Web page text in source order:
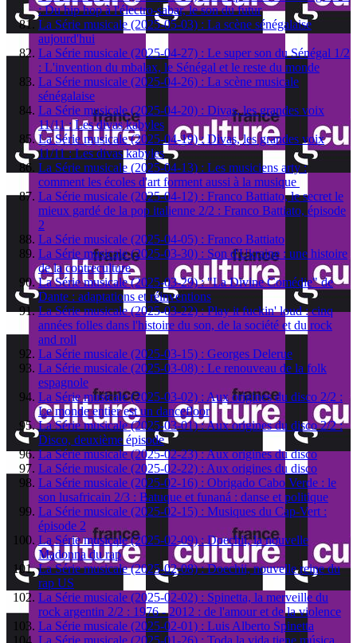
: Du hip hop à l'électro-sabar, le son du futur
La Série musicale (2025-05-03) : La scène sénégalaise
aujourd'hui
La Série musicale (2025-04-27) : Le super son du Sénégal 1/2
: L'invention du mbalax, le Sénégal et le reste du monde
La Série musicale (2025-04-26) : La scène musicale
sénégalaise
La Série musicale (2025-04-20) : Divas, les grandes voix
11/11 : Les divas kabyles
La Série musicale (2025-04-19) : Divas, les grandes voix
11/11 : Les divas kabyles
La Série musicale (2025-04-13) : Les musiciens arty :
comment les écoles d'art forment aussi à la musique
La Série musicale (2025-04-12) : Franco Battiato, le secret le
mieux gardé de la pop italienne 2/2 : Franco Battiato, épisode
2
La Série musicale (2025-04-05) : Franco Battiato
La Série musicale (2025-03-30) : Son d'Ukraine : une histoire
de la contreculture
La Série musicale (2025-03-29) : "La Divine Comédie" de
Dante : adaptations et réinventions
La Série musicale (2025-03-22) : Play it fuckin' loud : cinq
années folles dans l'histoire du son, de la société et du rock
and roll
La Série musicale (2025-03-15) : Georges Delerue
La Série musicale (2025-03-08) : Le renouveau de la folk
espagnole
La Série musicale (2025-03-02) : Aux origines du disco 2/2 :
Le monde entier est un dancefloor
La Série musicale (2025-03-01) : Aux origines du disco 2/2 :
Disco, deuxième épisode
La Série musicale (2025-02-23) : Aux origines du disco
La Série musicale (2025-02-22) : Aux origines du disco
La Série musicale (2025-02-16) : Obrigado Cabo Verde : le
son lusafricain 2/3 : Batuque et funaná : danse et politique
La Série musicale (2025-02-15) : Musiques du Cap-Vert :
épisode 2
La Série musicale (2025-02-09) : Doechii, la nouvelle
Madonna du rap
La Série musicale (2025-02-08) : Doechii, nouvelle reine du
rap US
La Série musicale (2025-02-02) : Spinetta, la merveille du
rock argentin 2/2 : 1976 - 2012 : de l'amour et de la violence
La Série musicale (2025-02-01) : Luis Alberto Spinetta
La Série musicale (2025-01-26) : Toda la vida tiene música